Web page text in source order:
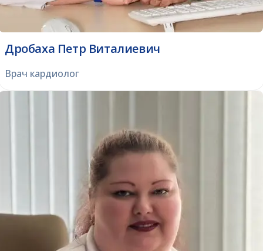
Дробаха Петр Виталиевич
Врач кардиолог